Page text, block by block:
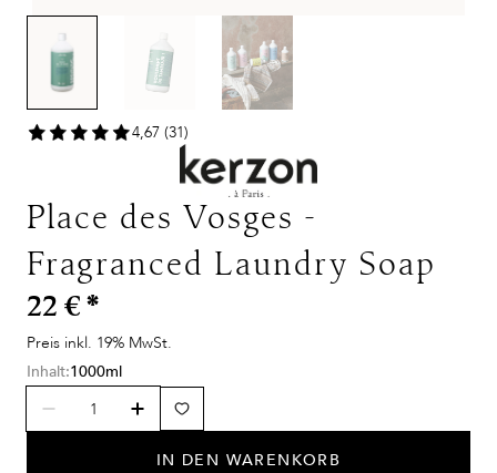
4,67 (31)
Place des Vosges -
Fragranced Laundry Soap
22 € *
Preis inkl. 19% MwSt.
Inhalt:1000ml
IN DEN WARENKORB